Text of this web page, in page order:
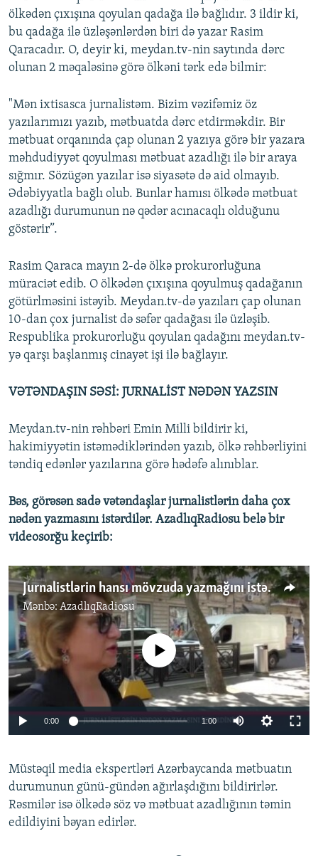
ölkədən çıxışına qoyulan qadağa ilə bağlıdır. 3 ildir ki,
bu qadağa ilə üzləşənlərdən biri də yazar Rasim
Qaracadır. O, deyir ki, meydan.tv-nin saytında dərc
olunan 2 məqaləsinə görə ölkəni tərk edə bilmir:
"Mən ixtisasca jurnalistəm. Bizim vəzifəmiz öz
yazılarımızı yazıb, mətbuatda dərc etdirməkdir. Bir
mətbuat orqanında çap olunan 2 yazıya görə bir yazara
məhdudiyyət qoyulması mətbuat azadlığı ilə bir araya
sığmır. Sözügən yazılar isə siyasətə də aid olmayıb.
Ədəbiyyatla bağlı olub. Bunlar hamısı ölkədə mətbuat
azadlığı durumunun nə qədər acınacaqlı olduğunu
göstərir”.
Rasim Qaraca mayın 2-də ölkə prokurorluğuna
müraciət edib. O ölkədən çıxışına qoyulmuş qadağanın
götürlməsini istəyib. Meydan.tv-də yazıları çap olunan
10-dan çox jurnalist də səfər qadağası ilə üzləşib.
Respublika prokurorluğu qoyulan qadağını meydan.tv-
yə qarşı başlanmış cinayət işi ilə bağlayır.
VƏTƏNDAŞIN SƏSİ: JURNALİST NƏDƏN YAZSIN
Meydan.tv-nin rəhbəri Emin Milli bildirir ki,
hakimiyyətin istəmədiklərindən yazıb, ölkə rəhbərliyini
təndiq edənlər yazılarına görə hədəfə alınıblar.
Bəs, görəsən sadə vətəndaşlar jurnalistlərin daha çox
nədən yazmasını istərdilər. AzadlıqRadiosu belə bir
videosorğu keçirib:
Jurnalistlərin hansı mövzuda yazmağını istərdiniz?
Mənbə: AzadlıqRadiosu
No media source currently available
0:00 1:00
Müstəqil media ekspertləri Azərbaycanda mətbuatın
durumunun günü-gündən ağırlaşdığını bildirirlər.
Rəsmilər isə ölkədə söz və mətbuat azadlığının təmin
edildiyini bəyan edirlər.